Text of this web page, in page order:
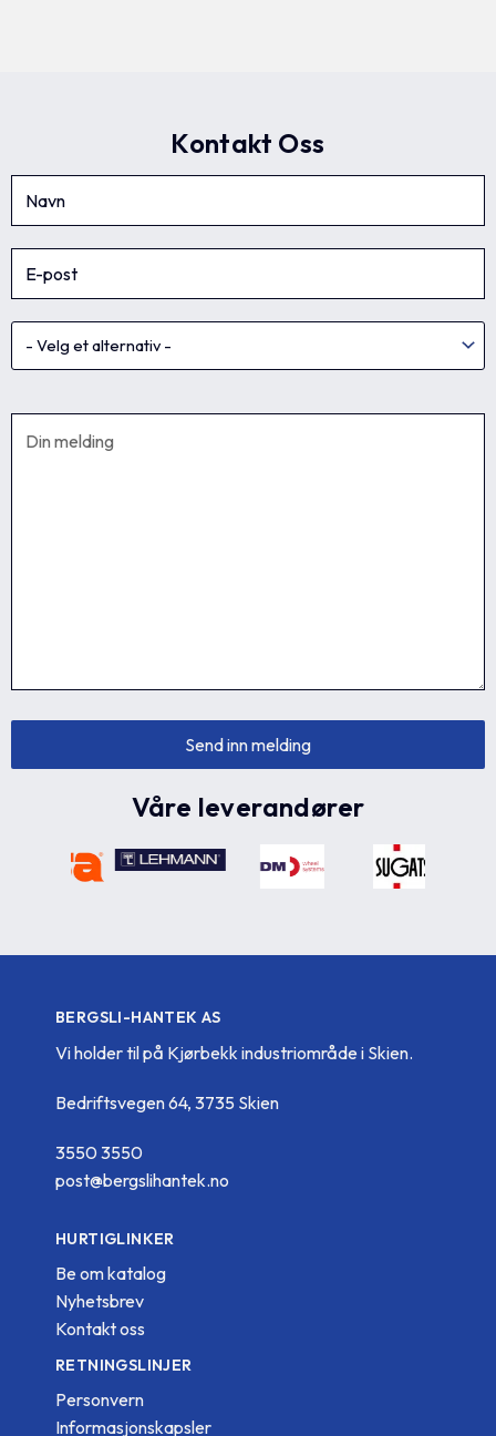
Kontakt Oss
Våre leverandører
BERGSLI-HANTEK AS
Vi holder til på Kjørbekk industriområde i Skien.
Bedriftsvegen 64, 3735 Skien
3550 3550
post@bergslihantek.no
HURTIGLINKER
Be om katalog
Nyhetsbrev
Kontakt oss
RETNINGSLINJER
Personvern
Informasjonskapsler